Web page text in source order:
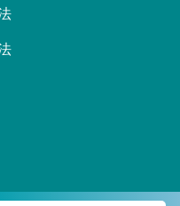
Houreisenスキンクリニッ